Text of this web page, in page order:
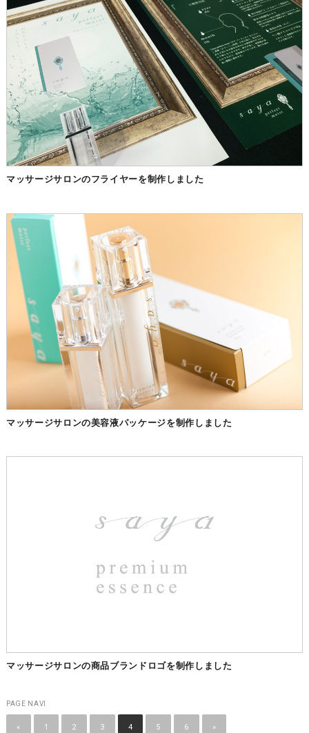
マッサージサロンのフライヤーを制作しました
マッサージサロンの美容液パッケージを制作しました
マッサージサロンの商品ブランドロゴを制作しました
PAGE NAVI
« 1 2 3 4 5 6 »